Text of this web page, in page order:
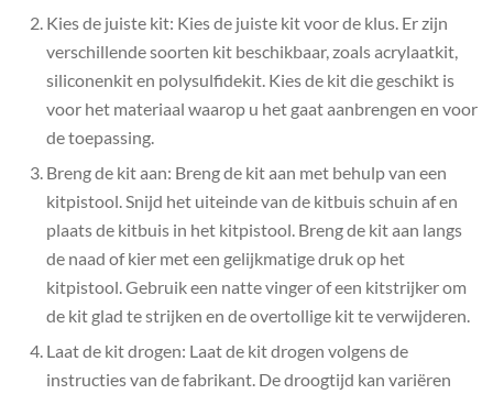
Kies de juiste kit: Kies de juiste kit voor de klus. Er zijn
verschillende soorten kit beschikbaar, zoals acrylaatkit,
siliconenkit en polysulfidekit. Kies de kit die geschikt is
voor het materiaal waarop u het gaat aanbrengen en voor
de toepassing.
Breng de kit aan: Breng de kit aan met behulp van een
kitpistool. Snijd het uiteinde van de kitbuis schuin af en
plaats de kitbuis in het kitpistool. Breng de kit aan langs
de naad of kier met een gelijkmatige druk op het
kitpistool. Gebruik een natte vinger of een kitstrijker om
de kit glad te strijken en de overtollige kit te verwijderen.
Laat de kit drogen: Laat de kit drogen volgens de
instructies van de fabrikant. De droogtijd kan variëren